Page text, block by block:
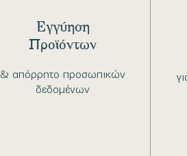
& απόρρητο προσωπικών
δεδομένων
Εγγύηση
Προϊόντων